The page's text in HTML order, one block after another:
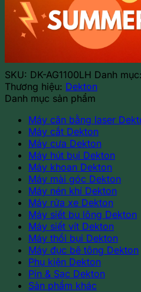
1100W
100mm
Dekton
(công
tắc
bóp)
số
lượng
SKU: DK-AG1100LH Danh mục:
Thương hiệu: Dekton
Danh mục sản phẩm
Máy cân bằng laser
Máy cắt Dekton
Máy cưa Dekton
Máy hút bụi Dekton
Máy khoan Dekton
Máy mài góc Dekton
Máy nén khí Dekton
Máy rửa xe Dekton
Máy siết bu lông Dekton
Máy siết vít Dekton
Máy thổi bụi Dekton
Máy đục bê tông Dekton
Phụ kiện Dekton
Pin & Sạc Dekton
Sản phẩm khác